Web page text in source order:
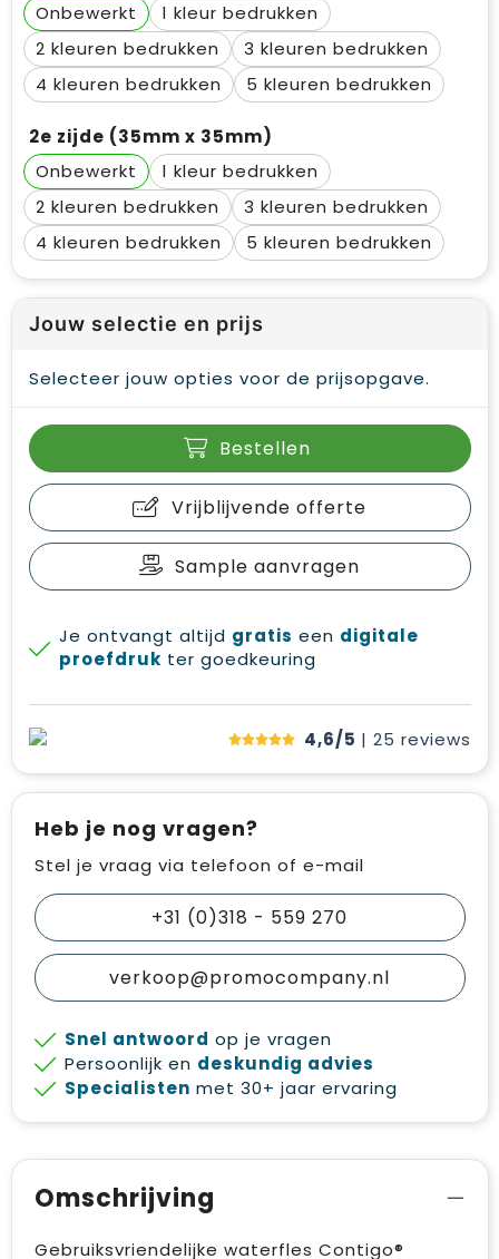
Onbewerkt
1
2
3
4
5
2e zijde (35mm x 35mm)
Onbewerkt
1
2
3
4
5
Jouw selectie en prijs
Selecteer jouw opties voor de prijsopgave.
Bestellen
Vrijblijvende offerte
Sample aanvragen
Je ontvangt altijd gratis een digitale
proefdruk ter goedkeuring
4,6/5 | 25 reviews
Heb je nog vragen?
Stel je vraag via telefoon of e-mail
+31 (0)318 - 559 270
verkoop@promocompany.nl
Snel antwoord op je vragen
Persoonlijk en deskundig advies
Specialisten met 30+ jaar ervaring
Omschrijving
Gebruiksvriendelijke waterfles Contigo®